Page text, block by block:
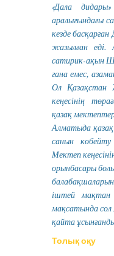
«Дала
аралығындағы
кезде
жазылған еді.
сатирик-ақын
ғана емес,
Ол Қазақстан
кеңесінің
қазақ
Алматыда
санын
Мектеп
орынбасары
іштей
мақсатында
қайта
Толық оқу